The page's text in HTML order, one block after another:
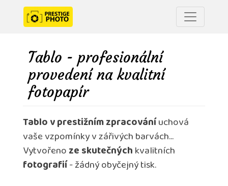
Tablo - profesionální
provedení na kvalitní
fotopapír
Tablo v prestižním zpracováníuchová
vaše vzpomínky v zářivých barvách...
Vytvořenoze skutečnýchkvalitních
fotografií- žádný obyčejný tisk.